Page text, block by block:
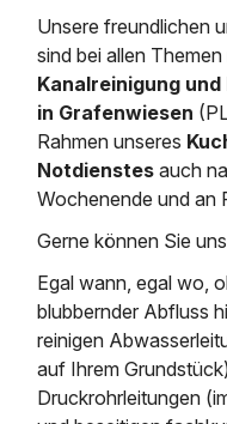
Saugbagger /
Heizung / Sanitär
Tiefbau
Stellenangebote
Unsere freundlichen
sind bei allen
Kanalreinigung
in Grafenwiesen
Rahmen unseres
Notdienstes auch
Wochenende und an
Gerne können Sie
Egal wann, egal wo,
blubbernder Abfluss
reinigen
auf Ihrem
Druckrohrleitungen